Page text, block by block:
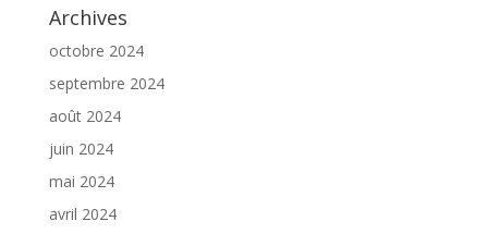
Archives
octobre 2024
septembre 2024
août 2024
juin 2024
mai 2024
avril 2024